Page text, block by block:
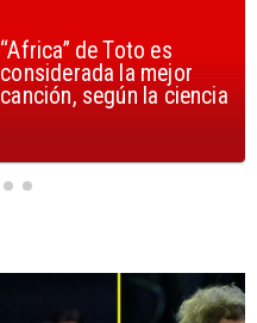
“Africa” de Toto es
considerada la mejor
canción, según la ciencia